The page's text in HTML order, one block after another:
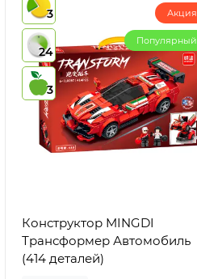
3
24
3
Акция
Популярный
Конструктор MINGDI
Трансформер Автомобиль
(414 деталей)